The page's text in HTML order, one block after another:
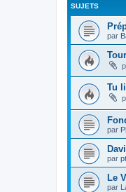
SUJETS
par
Tu
par
par
Le
par